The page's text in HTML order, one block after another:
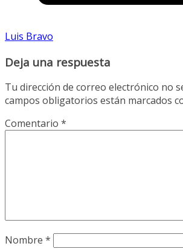
Luis Bravo
Deja una respuesta
Tu dirección de correo electrónico no
campos obligatorios están marcados
Comentario *
Nombre *